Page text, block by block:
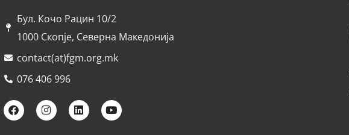
Бул. Кочо Рацин 10/2
1000 Скопје, Северна Македонија
contact(at)fgm.org.mk
076 406 996